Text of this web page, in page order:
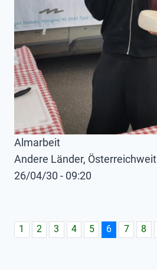
Almarbeit
Andere Länder, Österreichweit
26/04/30 - 09:20
1 2 3 4 5 6 7 8